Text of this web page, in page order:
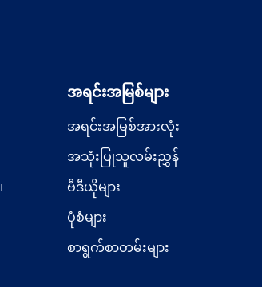
အရင်းအမြစ်များ
အရင်းအမြစ်အားလုံး
အသုံးပြုသူလမ်းညွှန်
ဗီဒီယိုများ
ပုံစံများ
စာရွက်စာတမ်းများ